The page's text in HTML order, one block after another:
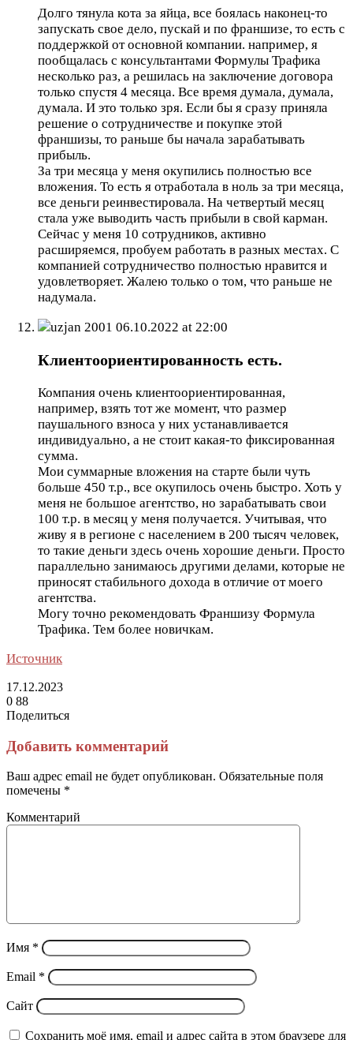
Долго тянула кота за яйца, все боялась наконец-то
запускать свое дело, пускай и по франшизе, то есть с
поддержкой от основной компании. например, я
пообщалась с консультантами Формулы Трафика
несколько раз, а решилась на заключение договора
только спустя 4 месяца. Все время думала, думала,
думала. И это только зря. Если бы я сразу приняла
решение о сотрудничестве и покупке этой
франшизы, то раньше бы начала зарабатывать
прибыль.
За три месяца у меня окупились полностью все
вложения. То есть я отработала в ноль за три месяца,
все деньги реинвестировала. На четвертый месяц
стала уже выводить часть прибыли в свой карман.
Сейчас у меня 10 сотрудников, активно
расширяемся, пробуем работать в разных местах. С
компанией сотрудничество полностью нравится и
удовлетворяет. Жалею только о том, что раньше не
надумала.
uzjan 2001 06.10.2022 at 22:00
Клиентоориентированность есть.
Компания очень клиентоориентированная,
например, взять тот же момент, что размер
паушального взноса у них устанавливается
индивидуально, а не стоит какая-то фиксированная
сумма.
Мои суммарные вложения на старте были чуть
больше 450 т.р., все окупилось очень быстро. Хоть у
меня не большое агентство, но зарабатывать свои
100 т.р. в месяц у меня получается. Учитывая, что
живу я в регионе с населением в 200 тысяч человек,
то такие деньги здесь очень хорошие деньги. Просто
параллельно занимаюсь другими делами, которые не
приносят стабильного дохода в отличие от моего
агентства.
Могу точно рекомендовать Франшизу Формула
Трафика. Тем более новичкам.
Источник
17.12.2023
0 88
Поделиться
через
электронную
почту
Добавить комментарий
Ваш адрес email не будет опубликован. Обязательные поля
помечены *
Комментарий
Имя *
Email *
Сайт
Сохранить моё имя, email и адрес сайта в этом браузере для